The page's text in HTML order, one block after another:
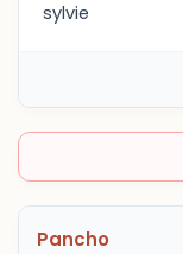
sylvie
Pancho